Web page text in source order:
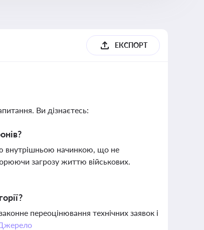
ЕКСПОРТ
Ви дізнаєтесь:
внутрішньою начинкою, що не
загрозу життю військових.
переоцінювання технічних заявок і